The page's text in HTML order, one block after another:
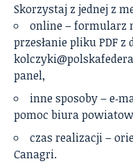
Skorzystaj z jednej z
online – formularz
przesłanie pliku PDF z
panel,
inne sposoby –
pomoc biura
czas realizacji –
Canagri.